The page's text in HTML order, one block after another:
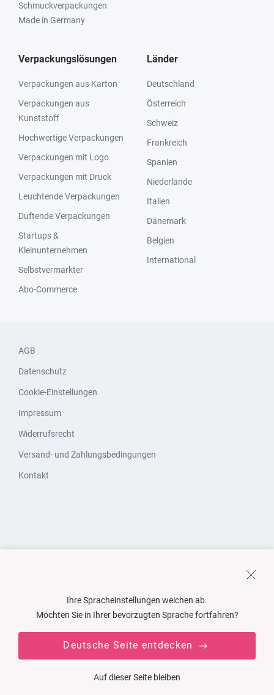
Schmuckverpackungen
Made in Germany
Verpackungslösungen
Verpackungen aus Karton
Verpackungen aus
Kunststoff
Hochwertige Verpackungen
Verpackungen mit Logo
Verpackungen mit Druck
Leuchtende Verpackungen
Duftende Verpackungen
Startups &
Kleinunternehmen
Selbstvermarkter
Abo-Commerce
Länder
Deutschland
Österreich
Schweiz
Frankreich
Spanien
Niederlande
Italien
Dänemark
Belgien
International
AGB
Datenschutz
Cookie-Einstellungen
Impressum
Widerrufsrecht
Versand- und Zahlungsbedingungen
Kontakt
Ihre Spracheinstellungen weichen ab.
Möchten Sie in Ihrer bevorzugten Sprache fortfahren?
Deutsche Seite entdecken
Auf dieser Seite bleiben